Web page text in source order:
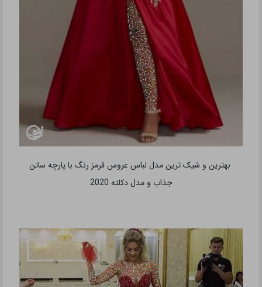
بهترین و شیک ترین مدل لباس عروس قرمز رنگ با پارچه ساتن
جذاب و مدل دکلته 2020